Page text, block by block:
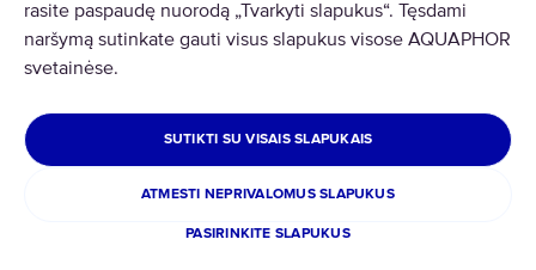
rasite paspaudę nuorodą „Tvarkyti slapukus“. Tęsdami
naršymą sutinkate gauti visus slapukus visose AQUAPHOR
svetainėse.
PASIRINKITE SLAPUKUS
ATMESTI NEPRIVALOMUS SLAPUKUS
SUTIKTI SU VISAIS SLAPUKAIS
Copyright © 2026 AQUAPHOR.
AQUAPHOR International OÜ Tel: +370 606 84763 Email:
Privatumas ir slapukai
Taisyklės ir nuostatos
Slapukai
LIETUVA